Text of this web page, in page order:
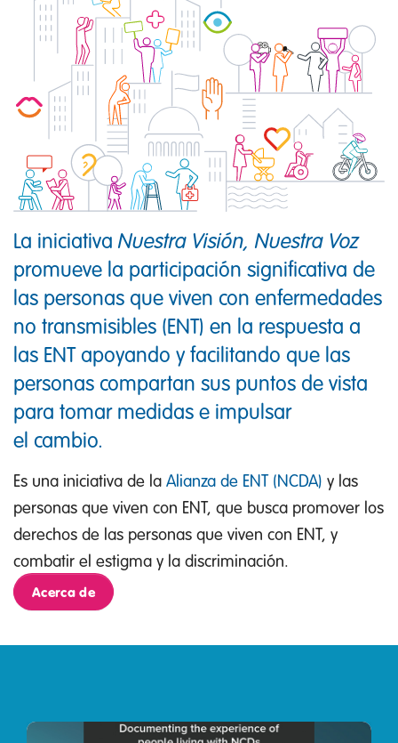
La iniciativa Nuestra Visión, Nuestra Voz
promueve la participación significativa de
las personas que viven con enfermedades
no transmisibles (ENT) en la respuesta a
las ENT apoyando y facilitando que las
personas compartan sus puntos de vista
para tomar medidas e impulsar
el cambio.
Es una iniciativa de la Alianza de ENT (NCDA) y las
personas que viven con ENT, que busca promover los
derechos de las personas que viven con ENT, y
combatir el estigma y la discriminación.
Acerca de